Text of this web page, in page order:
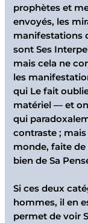
prophètes et
envoyés, les
manifestations
sont Ses
mais cela ne
les
qui Le fait
matériel — et
qui
contraste ;
monde, faite de
bien de Sa
Si ces deux
hommes, il en
permet de voir